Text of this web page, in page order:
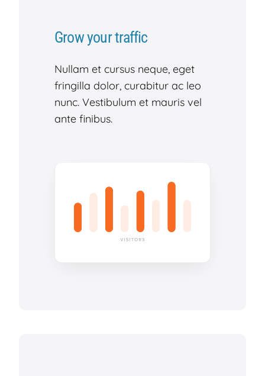
Grow your traffic
Nullam et cursus neque, eget
fringilla dolor, curabitur ac leo
nunc. Vestibulum et mauris vel
ante finibus.